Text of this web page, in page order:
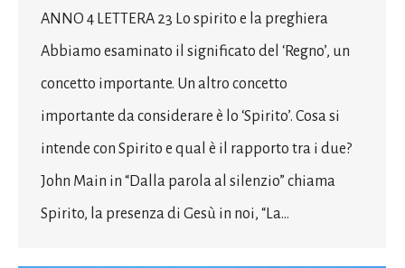
ANNO 4 LETTERA 23 Lo spirito e la preghiera
Abbiamo esaminato il significato del ‘Regno’, un
concetto importante. Un altro concetto
importante da considerare è lo ‘Spirito’. Cosa si
intende con Spirito e qual è il rapporto tra i due?
John Main in “Dalla parola al silenzio” chiama
Spirito, la presenza di Gesù in noi, “La…